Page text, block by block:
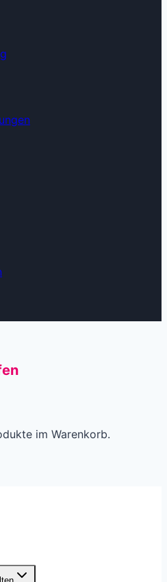
im Warenkorb.